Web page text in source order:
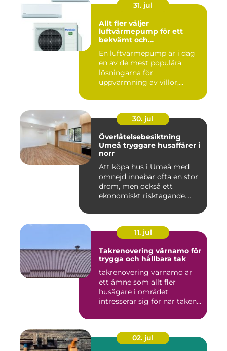
31. jul
Allt fler väljer
luftvärmepump för ett
bekvämt och
En luftvärmepump är i dag
en av de mest populära
lösningarna för
uppvärmning av villor,
30. jul
Överlåtelsebesiktning
Umeå tryggare husaffärer i
norr
Att köpa hus i Umeå med
omnejd innebär ofta en stor
dröm, men också ett
ekonomiskt risktagande.
11. jul
Takrenovering värnamo för
trygga och hållbara tak
takrenovering värnamo är
ett ämne som allt fler
husägare i området
intresserar sig för när taken
02. jul